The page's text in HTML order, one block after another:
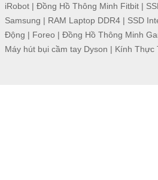
iRobot| Đồng Hồ Thông Minh Fitbit|
Samsung | RAM Laptop DDR4| SSD
Động | Foreo | Đồng Hồ Thông Minh
Máy hút bụi cầm tay Dyson | Kính Thực